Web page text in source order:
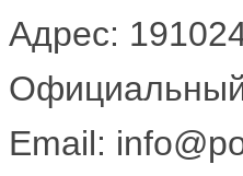
Адрес:
Официальный
Email: